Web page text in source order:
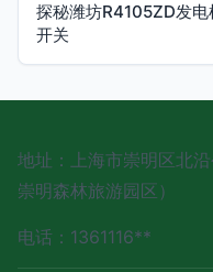
探秘潍坊R4105ZD发
开关
地址：上海市崇明区北
崇明森林旅游园区）
电话：1361116**